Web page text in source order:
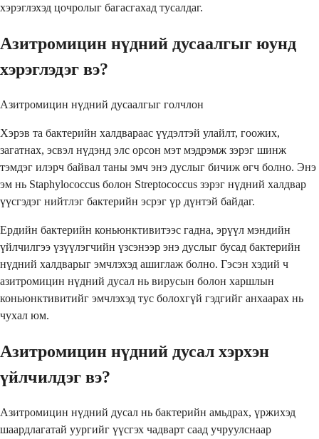
хэрэглэхэд цочролыг багасгахад тусалдаг.
Азитромицин нүдний дусаалгыг юунд
хэрэглэдэг вэ?
Азитромицин нүдний дусаалгыг голчлон
Хэрэв та бактерийн халдвараас үүдэлтэй улайлт, гоожих,
загатнах, эсвэл нүдэнд элс орсон мэт мэдрэмж зэрэг шинж
тэмдэг илэрч байвал таны эмч энэ дуслыг бичиж өгч болно. Энэ
эм нь Staphylococcus болон Streptococcus зэрэг нүдний халдвар
үүсгэдэг нийтлэг бактерийн эсрэг үр дүнтэй байдаг.
Ердийн бактерийн коньюнктивитээс гадна, эрүүл мэндийн
үйлчилгээ үзүүлэгчийн үзсэнээр энэ дуслыг бусад бактерийн
нүдний халдварыг эмчлэхэд ашиглаж болно. Гэсэн хэдий ч
азитромицин нүдний дусал нь вирусын болон харшлын
коньюнктивитийг эмчлэхэд тус болохгүй гэдгийг анхаарах нь
чухал юм.
Азитромицин нүдний дусал хэрхэн
үйлчилдэг вэ?
Азитромицин нүдний дусал нь бактерийн амьдрах, үржихэд
шаардлагатай уургийг үүсгэх чадварт саад учруулснаар